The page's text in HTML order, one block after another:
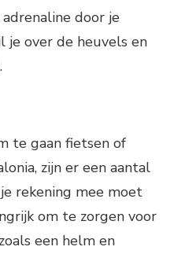
door je
over de heuvels en
te gaan fietsen of
zijn er een aantal
rekening mee moet
om te zorgen voor
een helm en